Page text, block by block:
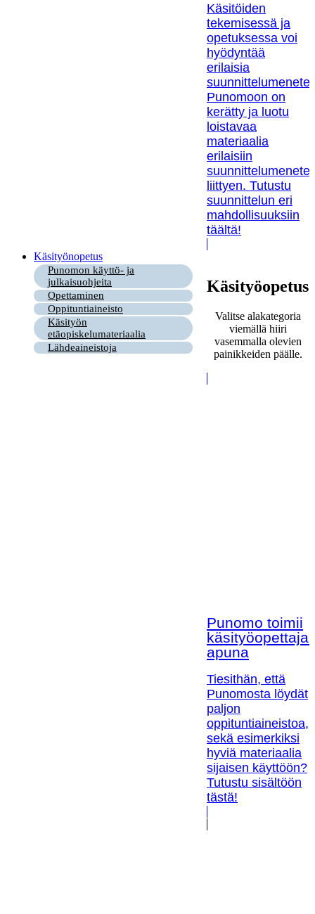
Käsitöiden
tekemisessä ja
opetuksessa voi
hyödyntää
erilaisia
Punomoon on
kerätty ja luotu
loistavaa
materiaalia
erilaisiin
liittyen. Tutustu
suunnittelun eri
mahdollisuuksiin
täältä!
Käsityönopetus
Punomon käyttö- ja
julkaisuohjeita
Opettaminen
Oppituntiaineisto
Käsityön
etäopiskelumateriaalia
Lähdeaineistoja
Käsityöopetus
Valitse alakategoria
viemällä hiiri
vasemmalla olevien
painikkeiden päälle.
Punomo toimii
apuna
Tiesithän, että
Punomosta löydät
paljon
oppituntiaineistoa,
sekä esimerkiksi
hyviä materiaalia
sijaisen käyttöön?
Tutustu sisältöön
tästä!